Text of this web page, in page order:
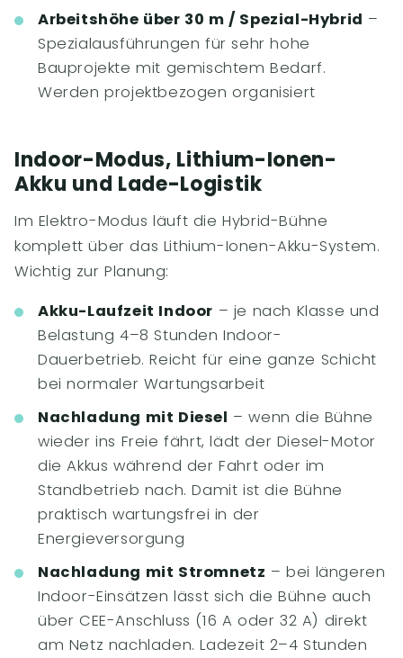
Arbeitshöhe über 30 m / Spezial-Hybrid –
Spezialausführungen für sehr hohe
Bauprojekte mit gemischtem Bedarf.
Werden projektbezogen organisiert
Indoor-Modus, Lithium-Ionen-
Akku und Lade-Logistik
Im Elektro-Modus läuft die Hybrid-Bühne
komplett über das Lithium-Ionen-Akku-System.
Wichtig zur Planung:
Akku-Laufzeit Indoor – je nach Klasse und
Belastung 4–8 Stunden Indoor-
Dauerbetrieb. Reicht für eine ganze Schicht
bei normaler Wartungsarbeit
Nachladung mit Diesel – wenn die Bühne
wieder ins Freie fährt, lädt der Diesel-Motor
die Akkus während der Fahrt oder im
Standbetrieb nach. Damit ist die Bühne
praktisch wartungsfrei in der
Energieversorgung
Nachladung mit Stromnetz – bei längeren
Indoor-Einsätzen lässt sich die Bühne auch
über CEE-Anschluss (16 A oder 32 A) direkt
am Netz nachladen. Ladezeit 2–4 Stunden